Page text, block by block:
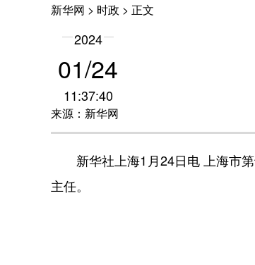
新华网 > 时政 > 正文
2024
01/24
11:37:40
来源：新华网
新华社上海1月24日电 上海市第
主任。